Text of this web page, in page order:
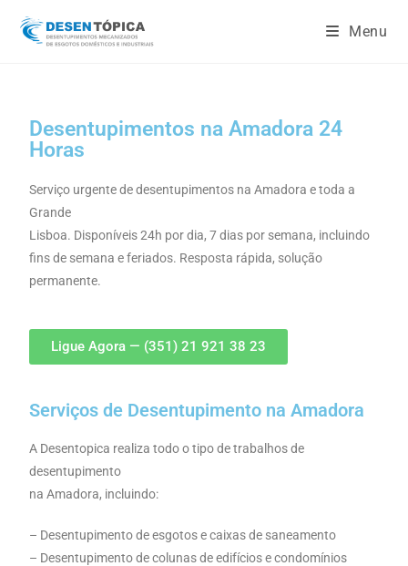
Menu
Desentupimentos na Amadora 24
Horas
Serviço urgente de desentupimentos na Amadora e toda a
Grande
Lisboa. Disponíveis 24h por dia, 7 dias por semana, incluindo
fins de semana e feriados. Resposta rápida, solução
permanente.
Ligue Agora — (351) 21 921 38 23
Serviços de Desentupimento na Amadora
A Desentopica realiza todo o tipo de trabalhos de
desentupimento
na Amadora, incluindo:
– Desentupimento de esgotos e caixas de saneamento
– Desentupimento de colunas de edifícios e condomínios